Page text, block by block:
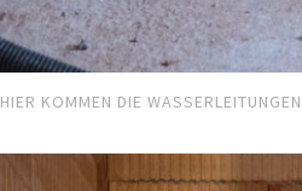
HIER KOMMEN DIE